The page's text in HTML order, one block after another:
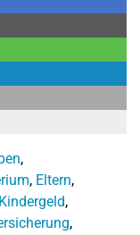
,
, Eltern,
Kindergeld,
,